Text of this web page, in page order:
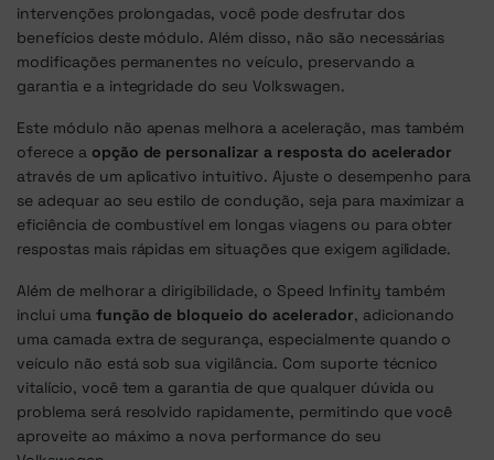
intervenções prolongadas, você pode desfrutar dos
benefícios deste módulo. Além disso, não são necessárias
modificações permanentes no veículo, preservando a
garantia e a integridade do seu Volkswagen.
Este módulo não apenas melhora a aceleração, mas também
oferece a opção de personalizar a resposta do acelerador
através de um aplicativo intuitivo. Ajuste o desempenho para
se adequar ao seu estilo de condução, seja para maximizar a
eficiência de combustível em longas viagens ou para obter
respostas mais rápidas em situações que exigem agilidade.
Além de melhorar a dirigibilidade, o Speed Infinity também
inclui uma função de bloqueio do acelerador, adicionando
uma camada extra de segurança, especialmente quando o
veículo não está sob sua vigilância. Com suporte técnico
vitalício, você tem a garantia de que qualquer dúvida ou
problema será resolvido rapidamente, permitindo que você
aproveite ao máximo a nova performance do seu